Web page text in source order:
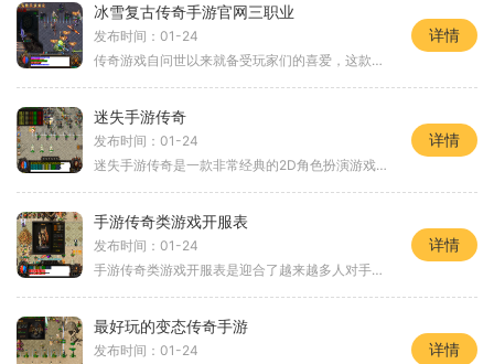
冰雪复古传奇手游官网三职业
发布时间：01-24
传奇游戏自问世以来就备受玩家们的喜爱，这款2D游戏以其卓越的游戏体验和激烈的玩家互动成为了角色扮演游戏中的经典之作。冰雪复古传奇手游官网作为这一经典游戏的继承者，三职
详情
迷失手游传奇
发布时间：01-24
迷失手游传奇是一款非常经典的2D角色扮演游戏，以其丰富多样的玩法和独特的游戏体验，吸引了无数玩家的热爱。作为一款万人在线的游戏，它不仅提供了丰富多样的玩法和任务，还引
详情
手游传奇类游戏开服表
发布时间：01-24
手游传奇类游戏开服表是迎合了越来越多人对手游的需求，为了满足玩家对于游戏的期待，在市场上推出了越来越多的传奇游戏。玩家们可以根据游戏开服表及时了解到各个游戏的开服
详情
最好玩的变态传奇手游
发布时间：01-24
详情